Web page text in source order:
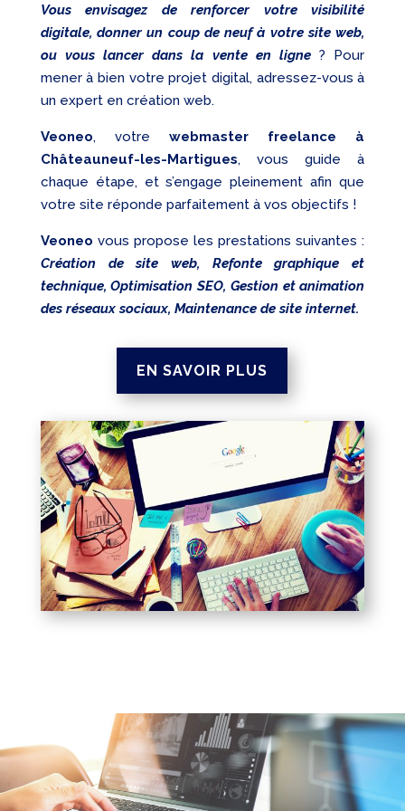
Vous envisagez de renforcer votre visibilité
digitale, donner un coup de neuf à votre site web,
ou vous lancer dans la vente en ligne? Pour
mener à bien votre projet digital, adressez-vous à
un expert en création web.
Veoneo, votre webmaster freelance à
Châteauneuf-les-Martigues, vous guide à
chaque étape, et s’engage pleinement afin que
votre site réponde parfaitement à vos objectifs !
Veoneo vous propose les prestations suivantes :
Création de site web, Refonte graphique et
technique, Optimisation SEO, Gestion et animation
des réseaux sociaux, Maintenance de site internet.
EN SAVOIR PLUS